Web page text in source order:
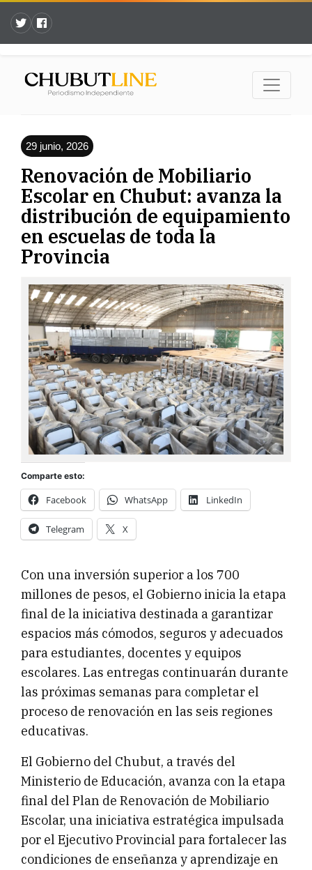
29 junio, 2026
Renovación de Mobiliario
Escolar en Chubut: avanza la
distribución de equipamiento
en escuelas de toda la
Provincia
Comparte esto:
Facebook WhatsApp LinkedIn
Telegram X
Con una inversión superior a los 700
millones de pesos, el Gobierno inicia la etapa
final de la iniciativa destinada a garantizar
espacios más cómodos, seguros y adecuados
para estudiantes, docentes y equipos
escolares. Las entregas continuarán durante
las próximas semanas para completar el
proceso de renovación en las seis regiones
educativas.
El Gobierno del Chubut, a través del
Ministerio de Educación, avanza con la etapa
final del Plan de Renovación de Mobiliario
Escolar, una iniciativa estratégica impulsada
por el Ejecutivo Provincial para fortalecer las
condiciones de enseñanza y aprendizaje en